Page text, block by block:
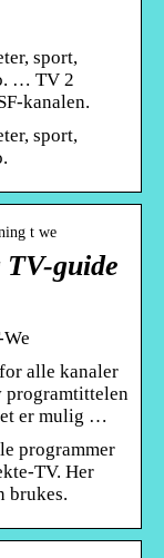
sport,
… TV 2
kanalen.
sport,
t we
guide
alle kanaler
programtittelen
er mulig …
programmer
TV. Her
brukes.